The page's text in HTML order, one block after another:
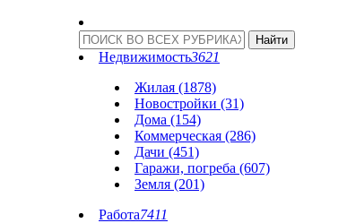
Недвижимость3621
Жилая (1878)
Новостройки (31)
Дома (154)
Коммерческая (286)
Дачи (451)
Гаражи, погреба (607)
Земля (201)
Работа7411